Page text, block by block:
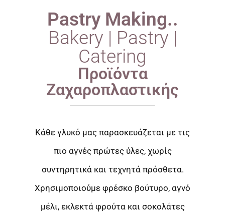
Pastry Making..
Bakery | Pastry |
Catering
Προϊόντα
Ζαχαροπλαστικής
Κάθε γλυκό μας παρασκευάζεται με τις
πιο αγνές πρώτες ύλες, χωρίς
συντηρητικά και τεχνητά πρόσθετα.
Χρησιμοποιούμε φρέσκο βούτυρο, αγνό
μέλι, εκλεκτά φρούτα και σοκολάτες